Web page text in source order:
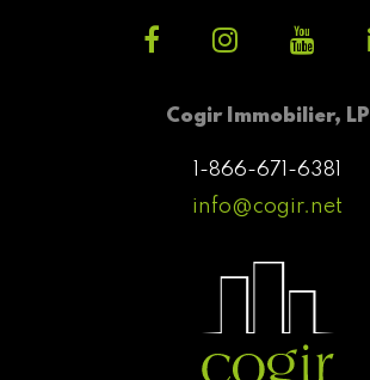
Cogir Immobilier, LP
1-866-671-6381
info@cogir.net